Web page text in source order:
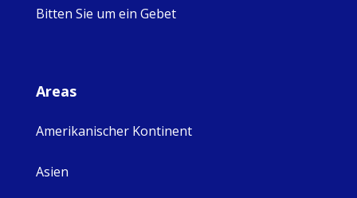
Bitten Sie um ein Gebet
Areas
Amerikanischer Kontinent
Asien